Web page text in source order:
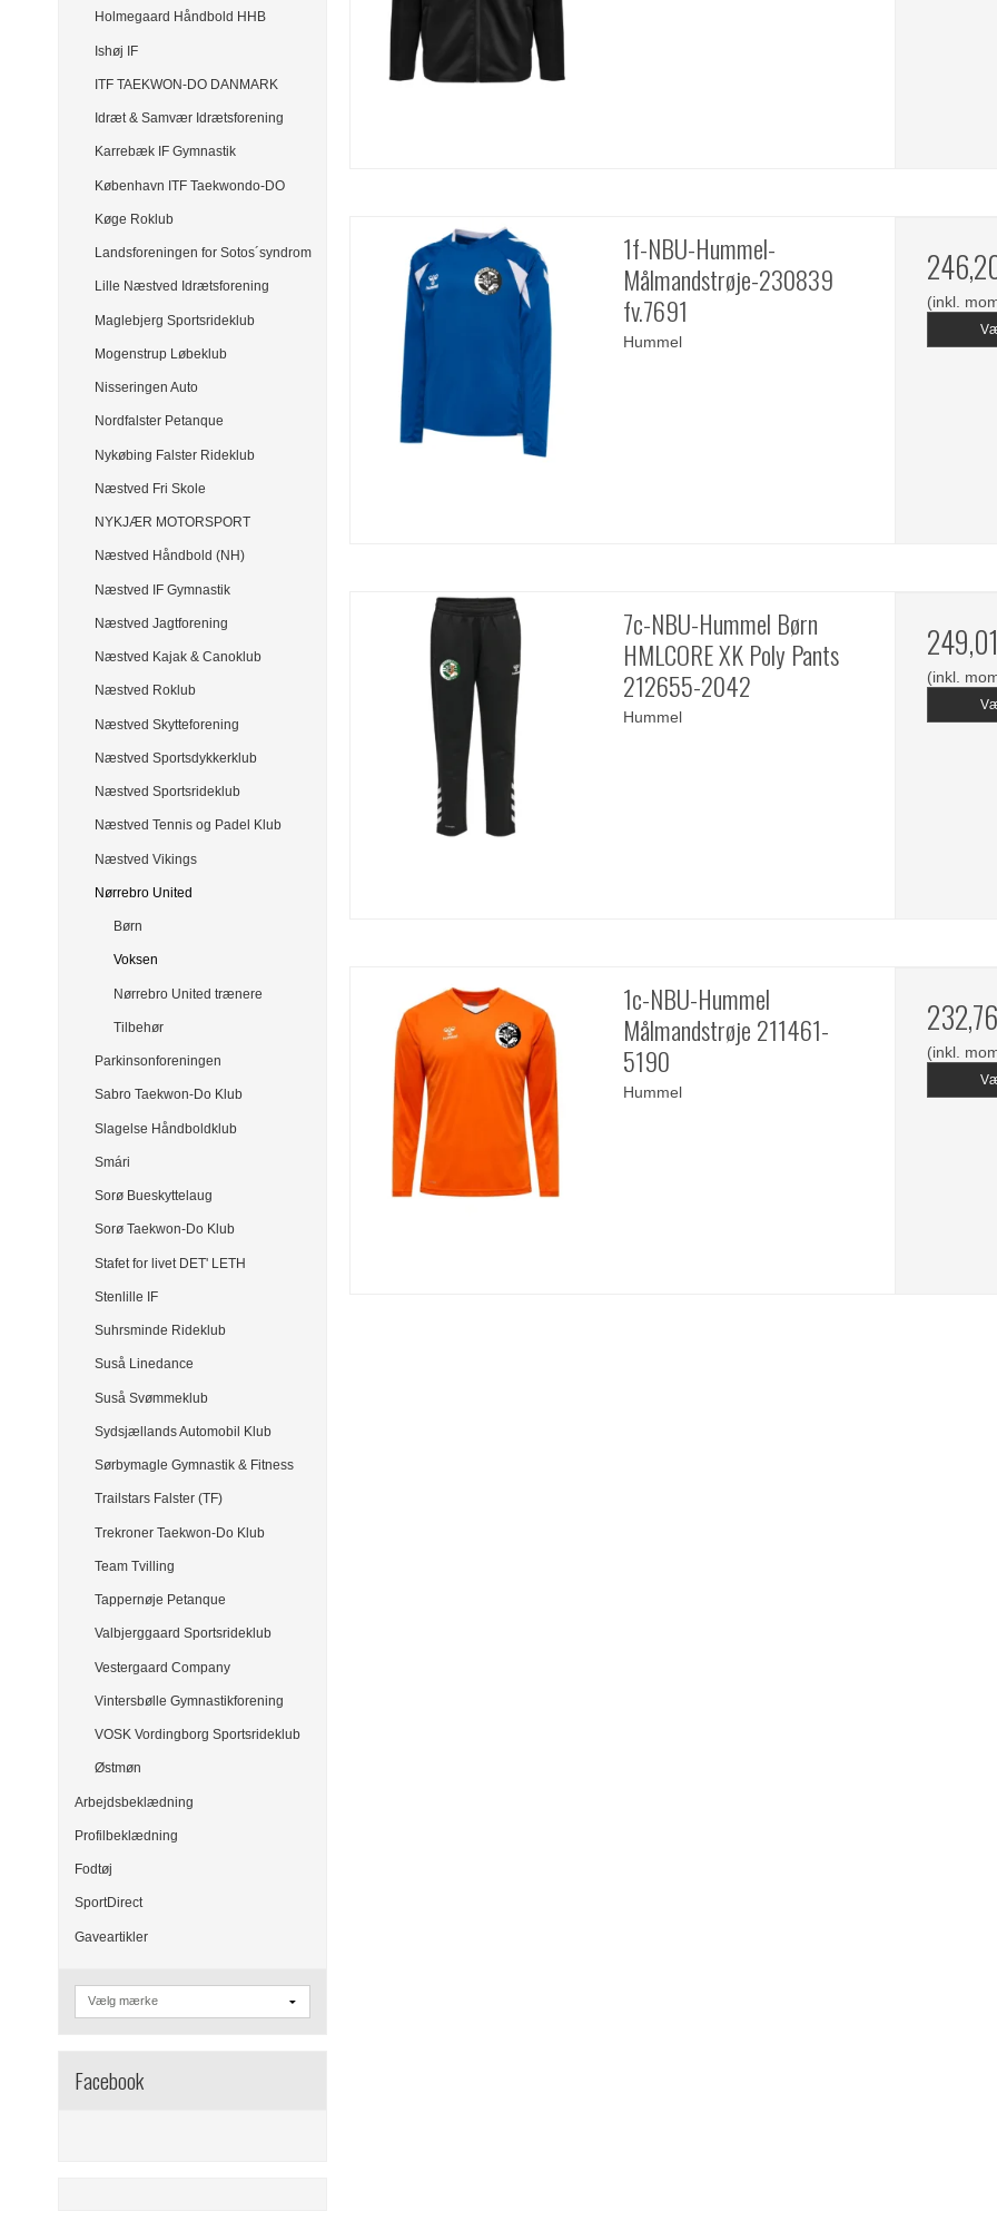
Holmegaard Håndbold HHB
Ishøj IF
ITF TAEKWON-DO DANMARK
Idræt & Samvær Idrætsforening
Karrebæk IF Gymnastik
København ITF Taekwondo-DO
Køge Roklub
Landsforeningen for Sotos´syndrom
Lille Næstved Idrætsforening
Maglebjerg Sportsrideklub
Mogenstrup Løbeklub
Nisseringen Auto
Nordfalster Petanque
Nykøbing Falster Rideklub
Næstved Fri Skole
NYKJÆR MOTORSPORT
Næstved Håndbold (NH)
Næstved IF Gymnastik
Næstved Jagtforening
Næstved Kajak & Canoklub
Næstved Roklub
Næstved Skytteforening
Næstved Sportsdykkerklub
Næstved Sportsrideklub
Næstved Tennis og Padel Klub
Næstved Vikings
Nørrebro United
Børn
Voksen
Nørrebro United trænere
Tilbehør
Parkinsonforeningen
Sabro Taekwon-Do Klub
Slagelse Håndboldklub
Smári
Sorø Bueskyttelaug
Sorø Taekwon-Do Klub
Stafet for livet DET' LETH
Stenlille IF
Suhrsminde Rideklub
Suså Linedance
Suså Svømmeklub
Sydsjællands Automobil Klub
Sørbymagle Gymnastik & Fitness
Trailstars Falster (TF)
Trekroner Taekwon-Do Klub
Team Tvilling
Tappernøje Petanque
Valbjerggaard Sportsrideklub
Vestergaard Company
Vintersbølle Gymnastikforening
VOSK Vordingborg Sportsrideklub
Østmøn
Arbejdsbeklædning
Profilbeklædning
Fodtøj
SportDirect
Gaveartikler
Facebook
1f-NBU-Hummel-
Målmandstrøje-230839
fv.7691
Hummel
(inkl.
7c-NBU-Hummel Børn
HMLCORE XK Poly Pants
212655-2042
Hummel
(inkl.
1c-NBU-Hummel
Målmandstrøje 211461-
5190
Hummel
(inkl.